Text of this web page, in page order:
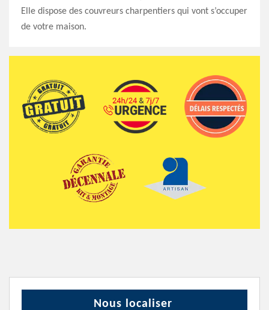
Elle dispose des couvreurs charpentiers qui vont s’occuper
de votre maison.
Nous localiser